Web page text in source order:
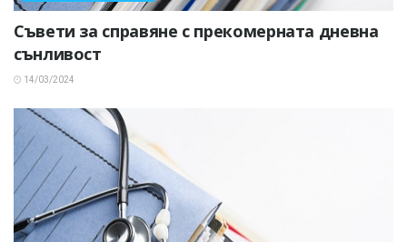
Съвети за справяне с прекомерната дневна
сънливост
14/03/2024